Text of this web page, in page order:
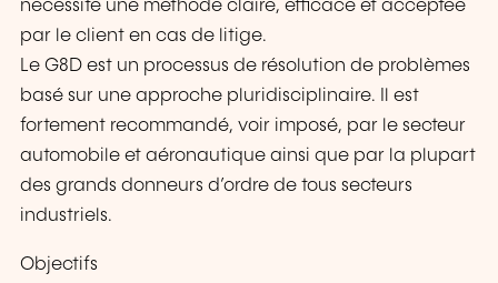
nécessite une méthode claire, efficace et acceptée
par le client en cas de litige.
Le G8D est un processus de résolution de problèmes
basé sur une approche pluridisciplinaire. Il est
fortement recommandé, voir imposé, par le secteur
automobile et aéronautique ainsi que par la plupart
des grands donneurs d’ordre de tous secteurs
industriels.
Objectifs